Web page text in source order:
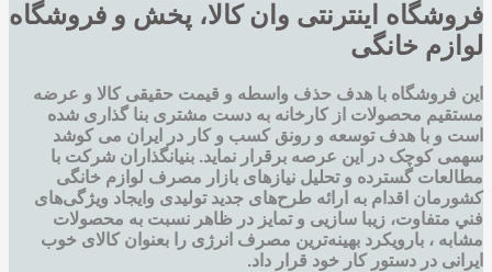
فروشگاه اینترنتی وان کالا، پخش و فروشگاه
لوازم خانگی
این فروشگاه با هدف حذف واسطه و قیمت حقیقی کالا و عرضه
مستقیم محصولات از کارخانه به دست مشتری بنا گذاری شده
است و با هدف توسعه و رونق کسب و کار در ایران می کوشد
سهمی کوچک در این عرصه برقرار نماید. بنیانگذاران شرکت با
مطالعات گسترده و تحليل نيازهای بازار مصرف لوازم خانگی
کشورمان اقدام به ارائه طرح‌های جديد تولیدی وایجاد ويژگی‌های
فني متفاوت، زيبا سازيی و تمايز در ظاهر نسبت به محصولات
مشابه ، بارویکرد بهینه‌ترین مصرف انرژی را بعنوان کالای خوب
ایرانی در دستور کار خود قرار داد.